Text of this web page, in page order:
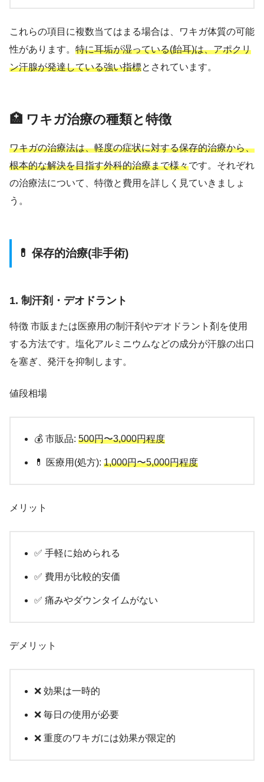
これらの項目に複数当てはまる場合は、ワキガ体質の可能
性があります。 特に耳垢が湿っている(飴耳)は、アポクリ
ン汗腺が発達している強い指標とされています。
🏥 ワキガ治療の種類と特徴
ワキガの治療法は、軽度の症状に対する保存的治療から、
根本的な解決を目指す外科的治療まで様々です。それぞれ
の治療法について、特徴と費用を詳しく見ていきましょ
う。
💊 保存的治療(非手術)
1. 制汗剤・デオドラント
特徴 市販または医療用の制汗剤やデオドラント剤を使用
する方法です。塩化アルミニウムなどの成分が汗腺の出口
を塞ぎ、発汗を抑制します。
値段相場
💰 市販品: 500円〜3,000円程度
💊 医療用(処方): 1,000円〜5,000円程度
メリット
✅ 手軽に始められる
✅ 費用が比較的安価
✅ 痛みやダウンタイムがない
デメリット
❌ 効果は一時的
❌ 毎日の使用が必要
❌ 重度のワキガには効果が限定的